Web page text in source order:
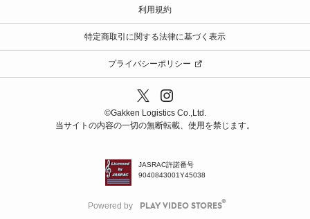
利用規約
特定商取引に関する法律に基づく表示
プライバシーポリシー
©️Gakken Logistics Co.,Ltd.
当サイトの内容の一切の無断転載、使用を禁じます。
JASRAC許諾番号
9040843001Y45038
Powered by PLAY VIDEO STORES